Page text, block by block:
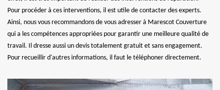
Pour procéder à ces interventions, il est utile de contacter des experts.
Ainsi, nous vous recommandons de vous adresser à Marescot Couverture
qui a les compétences appropriées pour garantir une meilleure qualité de
travail. Il dresse aussi un devis totalement gratuit et sans engagement.
Pour recueillir d'autres informations, il faut le téléphoner directement.